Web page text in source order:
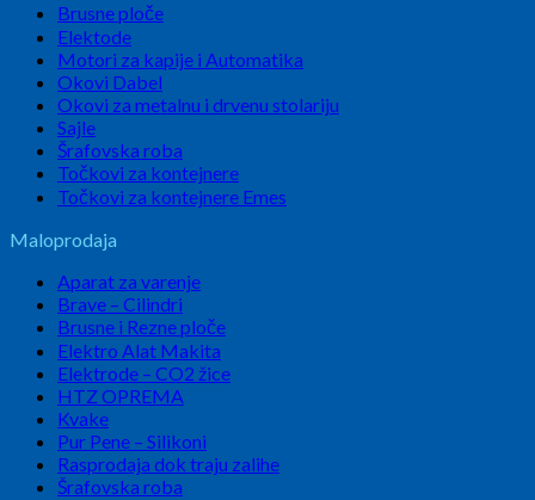
Brusne ploče
Elektode
Motori za kapije i Automatika
Okovi Dabel
Okovi za metalnu i drvenu stolariju
Sajle
Šrafovska roba
Točkovi za kontejnere
Točkovi za kontejnere Emes
Maloprodaja
Aparat za varenje
Brave – Cilindri
Brusne i Rezne ploče
Elektro Alat Makita
Elektrode – CO2 žice
HTZ OPREMA
Kvake
Pur Pene – Silikoni
Rasprodaja dok traju zalihe
Šrafovska roba